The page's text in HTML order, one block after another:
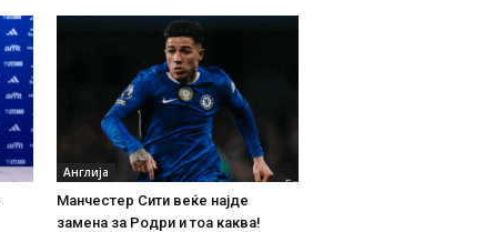
Англија
Манчестер Сити веќе најде
замена за Родри и тоа каква!